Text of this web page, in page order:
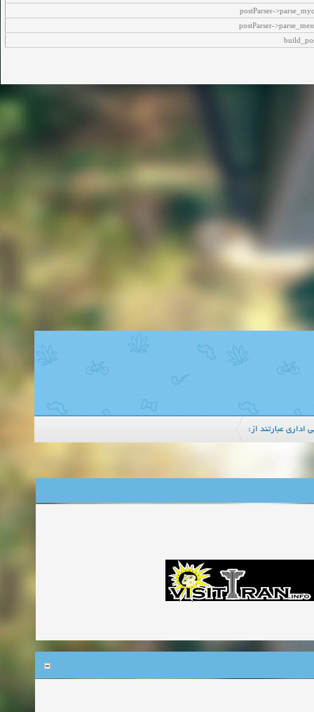
postParser-
postParser-
اداری عبارتند از: